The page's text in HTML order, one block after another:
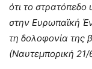
ότι το
στην Ευρωπαϊκή
τη δολοφονία της
(Ναυτεμπορική